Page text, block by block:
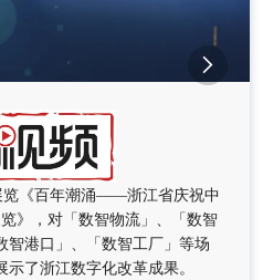
览《百年潮涌——浙江省庆祝中
》，对「数智物流」、「数智
智港口」、「数智工厂」等场
了浙江数字化改革成果。
